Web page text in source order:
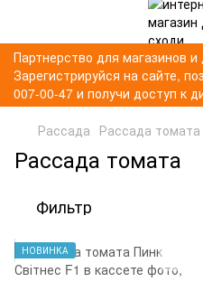
Партнерство для магазинов
Зарегистрируйся на сайте,
007-00-47 и получи доступ к
Рассада Рассада томата
Рассада томата
Фильтр
НОВИНКА